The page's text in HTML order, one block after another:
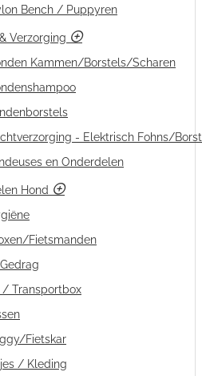
Bench / Puppyren
Verzorging
Kammen/Borstels/Scharen
- Elektrisch Fohns/
en Onderdelen
Hond
Fietsmanden
/ Transportbox
Fietskar
/ Kleding